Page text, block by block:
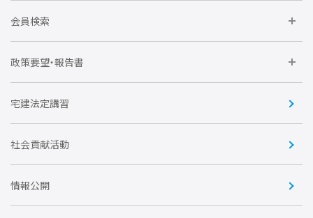
全住協NET
不動産後見アドバイザー資格講習
会
全住協ビジネスショップ
運営組織
トライアル会員制度
会員検索
企業会員
賛助会員
政策要望・報告書
住宅・土地税制改正要望
優良事業表彰
宅建法定講習
社会貢献活動
情報公開